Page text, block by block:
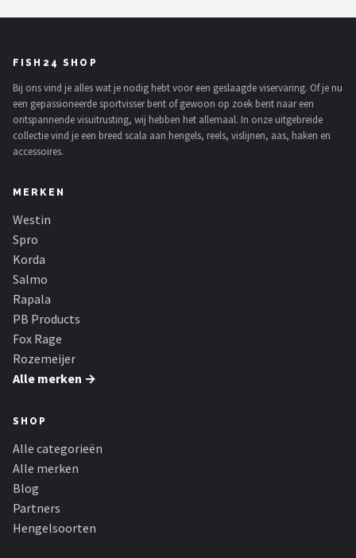
Salmo
Rapala
Rozemeijer
Gamakatsu
Mikado
Alle merken →
FISH24 SHOP
Bij ons vind je alles wat je nodig hebt voor een geslaagde viservaring. Of je nu
een gepassioneerde sportvisser bent of gewoon op zoek bent naar een
ontspannende visuitrusting, wij hebben het allemaal. In onze uitgebreide
collectie vind je een breed scala aan hengels, reels, vislijnen, aas, haken en
accessoires.
MERKEN
Westin
Spro
Korda
Salmo
Rapala
PB Products
Fox Rage
Rozemeijer
Alle merken →
SHOP
Alle categorieën
Alle merken
Blog
Partners
Hengelsoorten